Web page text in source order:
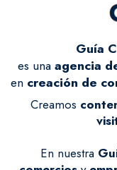
Guía
es unaagencia
en creación de
Creamos
En nuestra